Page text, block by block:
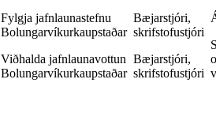
Fylgja jafnlaunastefnu
Bolungarvíkurkaupstaðar
Viðhalda jafnlaunavottun
Bolungarvíkurkaupstaðar
Bæjarstjóri,
skrifstofustjóri
Bæjarstjóri,
skrifstofustjóri